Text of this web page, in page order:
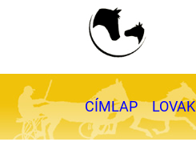
Fő
navigáció
CÍMLAP LOVAK